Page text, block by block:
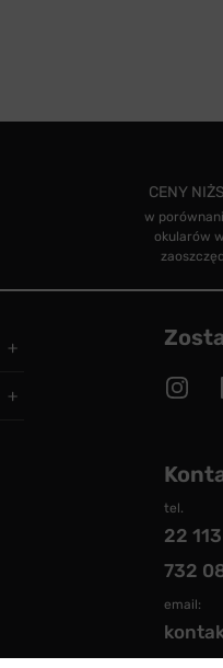
CENY
w
okularów
tel.
22
732
email: